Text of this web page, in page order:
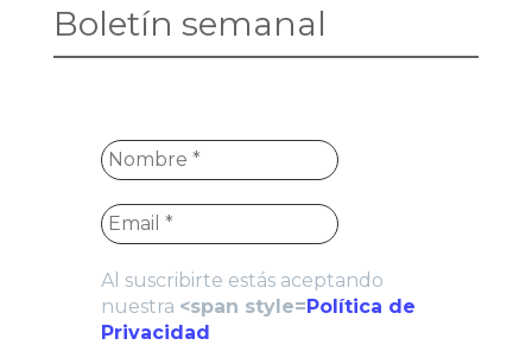
Boletín semanal
Al suscribirte estás aceptando
nuestra <span style=Política de
Privacidad